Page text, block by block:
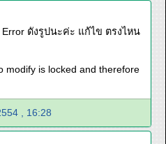
ดังรูปนะค่ะ แก้ไข ตรงไหน
modify is locked and therefore
, 16:28